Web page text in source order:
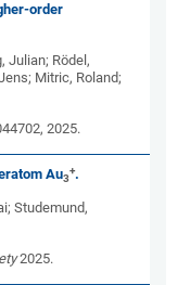
order
Julian; Rödel,
Mitric, Roland;
2025­.
Au3
+.
Studemund,
2025.